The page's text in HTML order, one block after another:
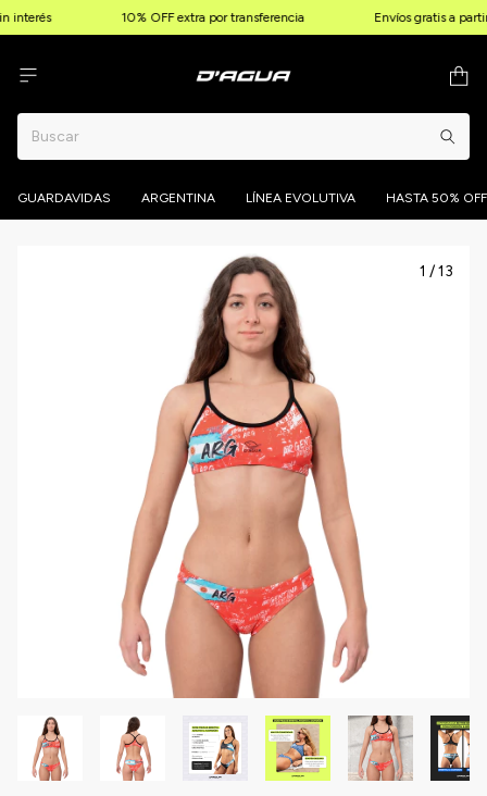
interés 10% OFF extra por transferencia Envíos gratis a
GUARDAVIDAS ARGENTINA LÍNEA EVOLUTIVA HASTA 50% OFF
1 /13